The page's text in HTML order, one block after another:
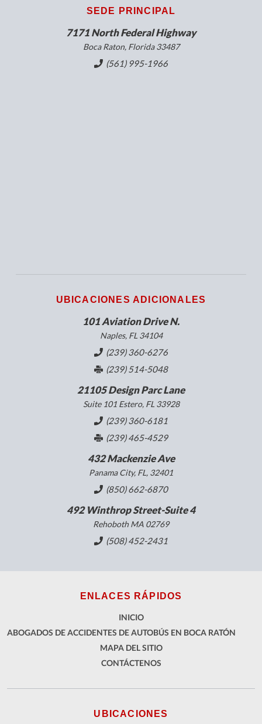
SEDE PRINCIPAL
7171 North Federal Highway
Boca Raton, Florida 33487
(561) 995-1966
UBICACIONES ADICIONALES
101 Aviation Drive N.
Naples, FL 34104
(239) 360-6276
(239) 514-5048
21105 Design Parc Lane
Suite 101 Estero, FL 33928
(239) 360-6181
(239) 465-4529
432 Mackenzie Ave
Panama City, FL, 32401
(850) 662-6870
492 Winthrop Street-Suite 4
Rehoboth MA 02769
(508) 452-2431
ENLACES RÁPIDOS
INICIO
ABOGADOS DE ACCIDENTES DE AUTOBÚS EN BOCA RATÓN
MAPA DEL SITIO
CONTÁCTENOS
UBICACIONES